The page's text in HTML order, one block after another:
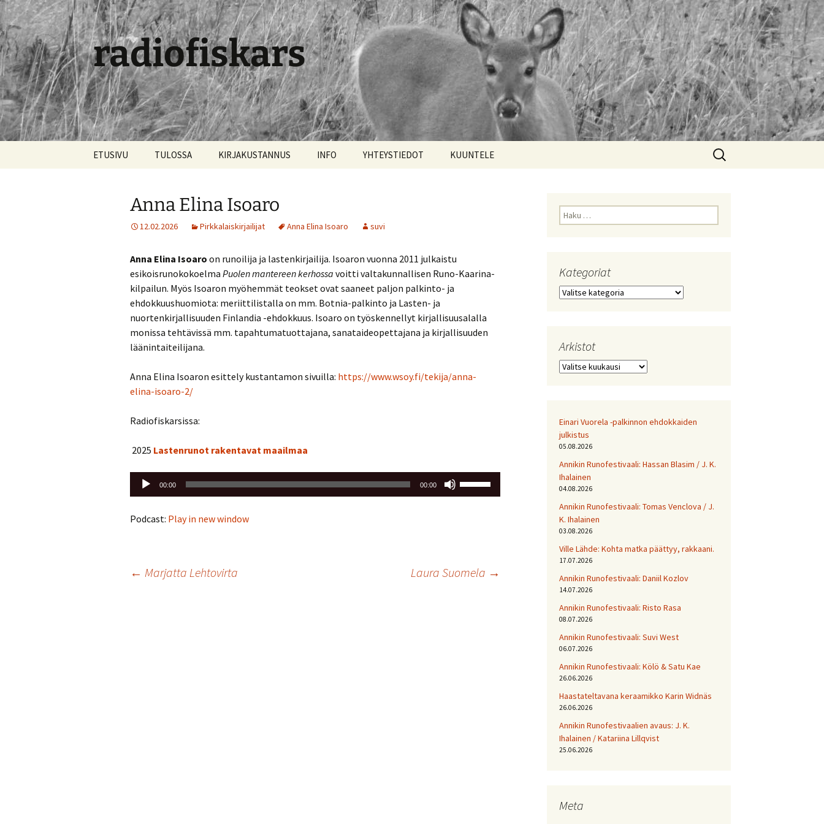
radiofiskars
ETUSIVU TULOSSA KIRJAKUSTANNUS INFO YHTEYSTIEDOT KUUNTELE
Haku:
Anna Elina Isoaro
12.02.2026 Pirkkalaiskirjailijat Anna Elina Isoaro suvi
Anna Elina Isoaro on runoilija ja lastenkirjailija. Isoaron vuonna 2011 julkaistu
esikoisrunokokoelma Puolen mantereen kerhossa voitti valtakunnallisen Runo-Kaarina-
kilpailun. Myös Isoaron myöhemmät teokset ovat saaneet paljon palkinto- ja
ehdokkuushuomiota: meriittilistalla on mm. Botnia-palkinto ja Lasten- ja
nuortenkirjallisuuden Finlandia -ehdokkuus. Isoaro on työskennellyt kirjallisuusalalla
monissa tehtävissä mm. tapahtumatuottajana, sanataideopettajana ja kirjallisuuden
läänintaiteilijana.
Anna Elina Isoaron esittely kustantamon sivuilla: https://www.wsoy.fi/tekija/anna-
elina-isoaro-2/
Radiofiskarsissa:
2025 Lastenrunot rakentavat maailmaa
Äänitoistin
00:00 00:00
suuremmaksi
Podcast: Play in new window
← Marjatta Lehtovirta Laura Suomela →
Haku:
Kategoriat
Kategoriat
Arkistot
Arkistot
Einari Vuorela -palkinnon ehdokkaiden
julkistus
05.08.2026
Annikin Runofestivaali: Has­san Bla­sim / J. K.
Ihalainen
04.08.2026
Annikin Runofestivaali: Tomas Venclova / J.
K. Ihalainen
03.08.2026
Ville Lähde: Kohta matka päättyy, rakkaani.
17.07.2026
Annikin Runofestivaali: Daniil Kozlov
14.07.2026
Annikin Runofestivaali: Risto Rasa
08.07.2026
Annikin Runofestivaali: Suvi West
06.07.2026
Annikin Runofestivaali: Kölö & Satu Kae
26.06.2026
Haastateltavana keraamikko Karin Widnäs
26.06.2026
Annikin Runofestivaalien avaus: J. K.
Ihalainen / Katariina Lillqvist
25.06.2026
Meta